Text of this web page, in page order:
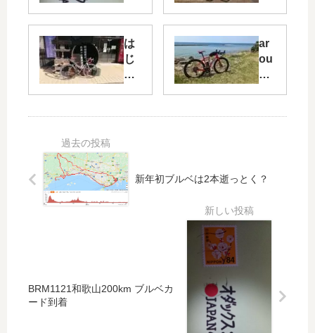
和
歌
山
ブ
カ
ー
ド
戸
30
0
㎞
（r
en
は
じ
め
て
ar
ou
nd
isl
rt2
新年初ブルベは2本逝っとく？
BRM1121和歌山200km ブルベカ
ード到着